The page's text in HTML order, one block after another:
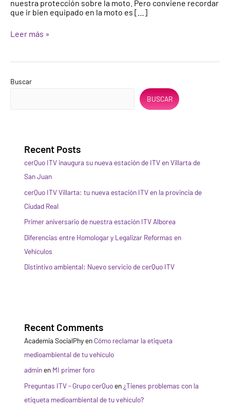
nuestra protección sobre la moto. Pero conviene recordar
que ir bien equipado en la moto es […]
Leer más »
Buscar
BUSCAR
Recent Posts
cerQuo ITV inaugura su nueva estación de ITV en Villarta de
San Juan
cerQuo ITV Villarta: tu nueva estación ITV en la provincia de
Ciudad Real
Primer aniversario de nuestra estación ITV Alborea
Diferencias entre Homologar y Legalizar Reformas en
Vehículos
Distintivo ambiental: Nuevo servicio de cerQuo ITV
Recent Comments
Academia SocialPhyen Cómo reclamar la etiqueta
medioambiental de tu vehículo
adminen MI primer foro
Preguntas ITV - Grupo cerQuoen ¿Tienes problemas con la
etiqueta medioambiental de tu vehículo?